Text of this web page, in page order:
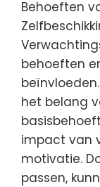
Behoeften
behoeften
het belang
impact van
motivatie.
passen,